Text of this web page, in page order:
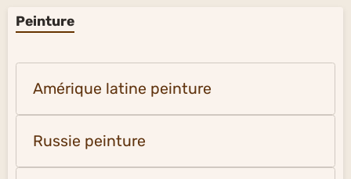
Peinture
Amérique latine peinture
Russie peinture